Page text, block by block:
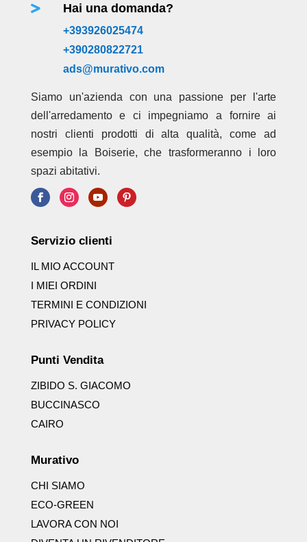
 Hai una domanda?
+393926025474
+390280822721
ads@murativo.com
Siamo un'azienda con una passione per l'arte
dell'arredamento e ci impegniamo a fornire ai
nostri clienti prodotti di alta qualità, come ad
esempio la Boiserie, che trasformeranno i loro
spazi abitativi.
Servizio clienti
IL MIO ACCOUNT
I MIEI ORDINI
TERMINI E CONDIZIONI
PRIVACY POLICY
Punti Vendita
ZIBIDO S. GIACOMO
BUCCINASCO
CAIRO
Murativo
CHI SIAMO
ECO-GREEN
LAVORA CON NOI